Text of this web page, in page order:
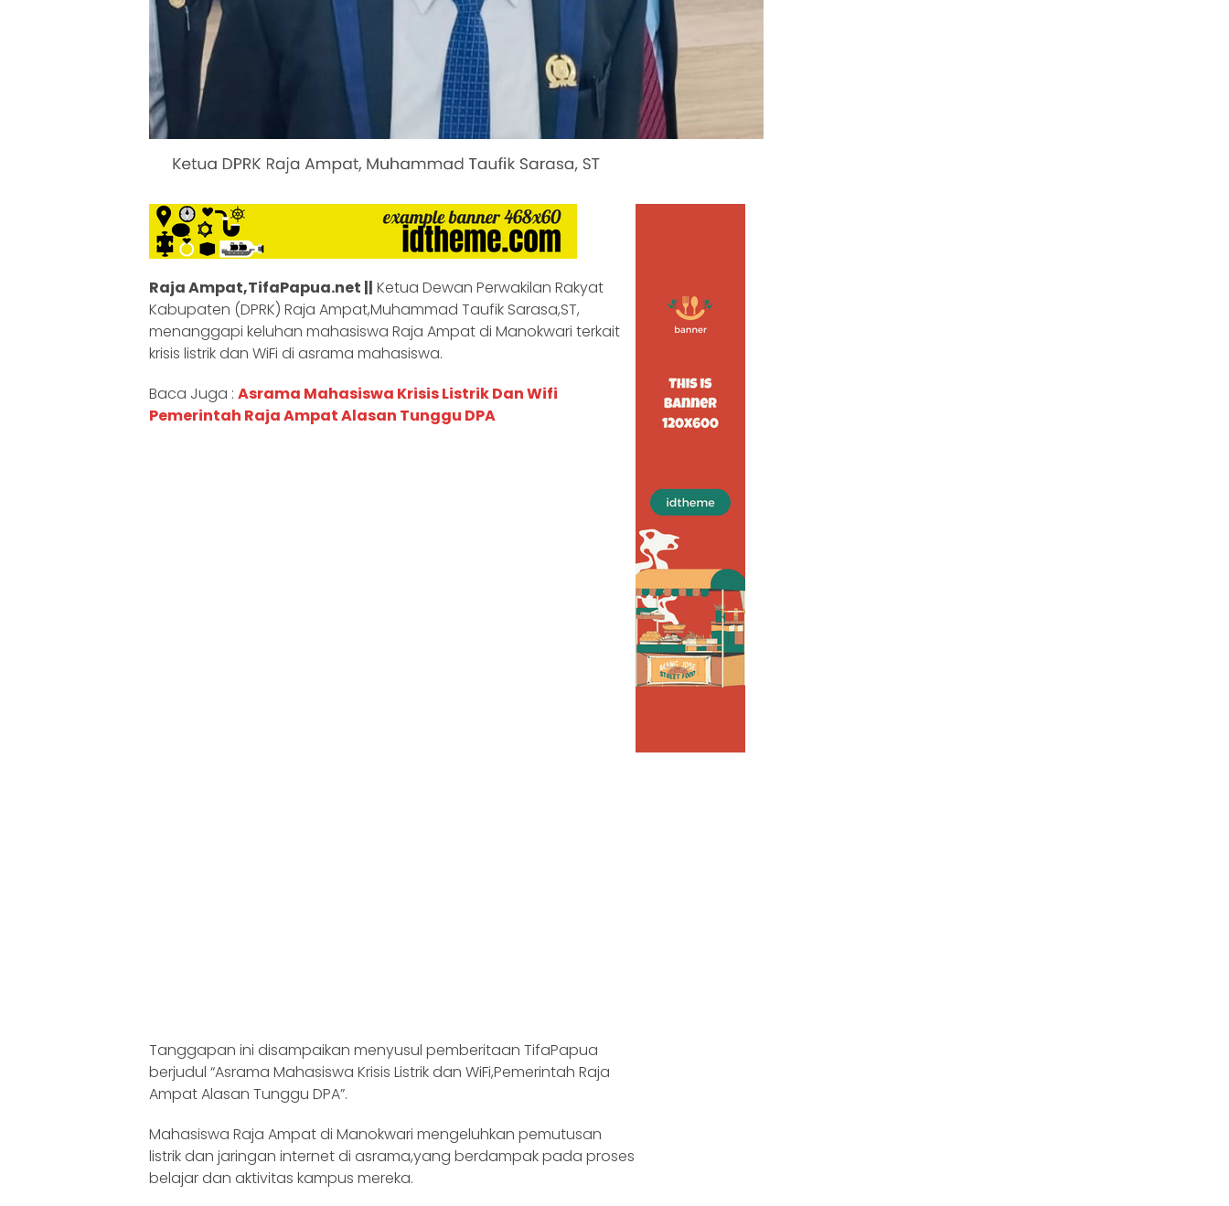
Raja Ampat,TifaPapua.net || Ketua Dewan Perwakilan Rakyat
Kabupaten (DPRK) Raja Ampat,Muhammad Taufik Sarasa,ST,
menanggapi keluhan mahasiswa Raja Ampat di Manokwari terkait
krisis listrik dan WiFi di asrama mahasiswa.
Baca Juga : Asrama Mahasiswa Krisis Listrik Dan Wifi
Pemerintah Raja Ampat Alasan Tunggu DPA
Tanggapan ini disampaikan menyusul pemberitaan TifaPapua
berjudul “Asrama Mahasiswa Krisis Listrik dan WiFi,Pemerintah Raja
Ampat Alasan Tunggu DPA”.
Mahasiswa Raja Ampat di Manokwari mengeluhkan pemutusan
listrik dan jaringan internet di asrama,yang berdampak pada proses
belajar dan aktivitas kampus mereka.